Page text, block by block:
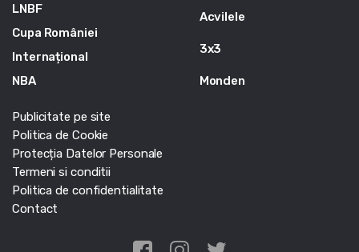
LNBF
Cupa României
Internațional
NBA
Acvilele
3x3
Monden
Publicitate pe site
Politica de Cookie
Protecția Datelor Personale
Termeni si conditii
Politica de confidentialitate
Contact